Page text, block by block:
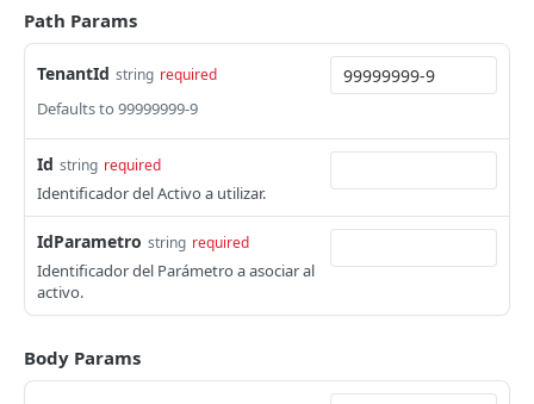
EMPRESA
Obtener Datos Empresa
GET
Actualizar Datos Empresa
Sucursales
Listar Sucursales
Obtener Sucursal
Crear Sucursal POST
Actualizar Sucursal PUT
AUXILIARES
Auxiliar
Listar Auxiliares
Obtener Auxiliar
Actualizar Auxiliar PUT
Direcciones
Listar Direcciones
Crear Dirección POST
Contactos
Obtener Contacto GET
Divisiones
Listar Divisiones
GET
Path Params
TenantId string required
Defaults to 99999999-9
Id string required
Identificador del Activo a utilizar.
IdParametro string required
Identificador del Parámetro a asociar al
activo.
Body Params